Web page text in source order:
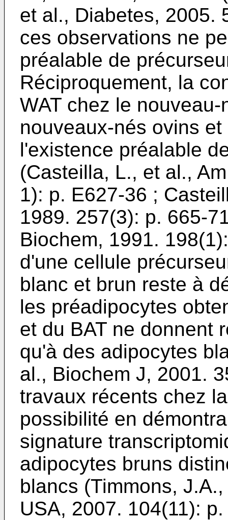
et al., Diabetes, 2005.
ces observations ne
préalable de
Réciproquement, la
WAT chez le
nouveaux-nés ovins
l'existence préalable
(Casteilla, L., et al.,
1): p. E627-36 ;
1989. 257(3): p. 665-
Biochem, 1991.
d'une cellule
blanc et brun reste à
les préadipocytes
et du BAT ne donnent
qu'à des adipocytes
al., Biochem J, 2001.
travaux récents chez
possibilité en
signature
adipocytes bruns
blancs (Timmons,
USA, 2007. 104(11):